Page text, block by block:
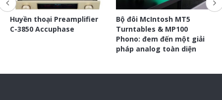
Huyền thoại Preamplifier
C-3850 Accuphase
Bộ đôi McIntosh MT5
Turntables & MP100
Phono: đem đến một giải
pháp analog toàn diện